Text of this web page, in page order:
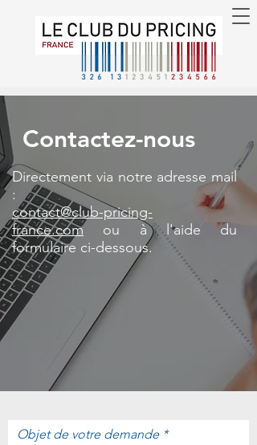
Contactez-nous
Directement via notre adresse mail
:
contact@club-pricing-
france.comou à l'aide du
formulaire ci-dessous.
Objet de votre demande